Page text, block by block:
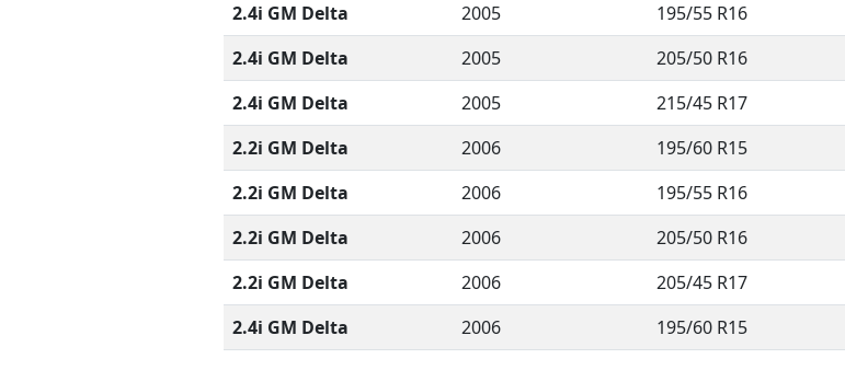
2.4i GM Delta
2005 195/55 R16
2.4i GM Delta
2005 205/50 R16
2.4i GM Delta
2005 215/45 R17
2.2i GM Delta
2006 195/60 R15
2.2i GM Delta
2006 195/55 R16
2.2i GM Delta
2006 205/50 R16
2.2i GM Delta
2006 205/45 R17
2.4i GM Delta
2006 195/60 R15